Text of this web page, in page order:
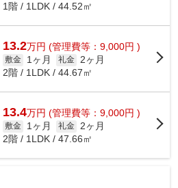
1階 / 1LDK / 44.52㎡
13.2万円 (管理費等：9,000円 )
敷金 1ヶ月 礼金
2ヶ月
2階 / 1LDK / 44.67㎡
13.4万円 (管理費等：9,000円 )
敷金 1ヶ月 礼金
2ヶ月
2階 / 1LDK / 47.66㎡